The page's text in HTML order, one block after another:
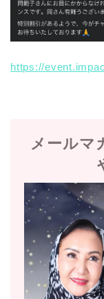
https://
メールマ